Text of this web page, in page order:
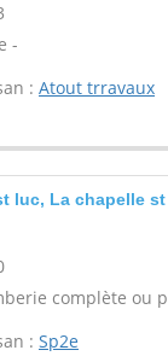
-
: Atout trravaux
luc, La chapelle
complète ou
: Sp2e